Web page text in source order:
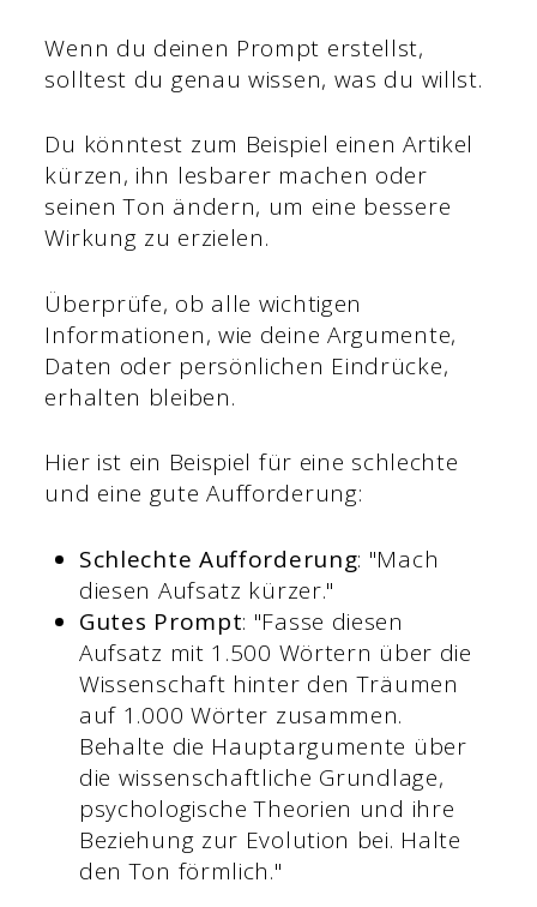
Wenn du deinen Prompt erstellst,
solltest du genau wissen, was du willst.
Du könntest zum Beispiel einen Artikel
kürzen, ihn lesbarer machen oder
seinen Ton ändern, um eine bessere
Wirkung zu erzielen.
Überprüfe, ob alle wichtigen
Informationen, wie deine Argumente,
Daten oder persönlichen Eindrücke,
erhalten bleiben.
Hier ist ein Beispiel für eine schlechte
und eine gute Aufforderung:
Schlechte Aufforderung: "Mach
diesen Aufsatz kürzer."
Gutes Prompt: "Fasse diesen
Aufsatz mit 1.500 Wörtern über die
Wissenschaft hinter den Träumen
auf 1.000 Wörter zusammen.
Behalte die Hauptargumente über
die wissenschaftliche Grundlage,
psychologische Theorien und ihre
Beziehung zur Evolution bei. Halte
den Ton förmlich."